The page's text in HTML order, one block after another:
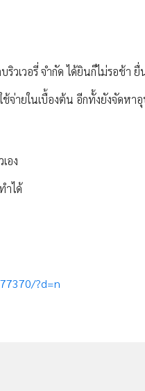
วเวอรี่ จำกัด ได้ยินก็ไม่รอช้า
จ่ายในเบื้องต้น อีกทั้งยังจัดห
อง
ำได้
?d=n